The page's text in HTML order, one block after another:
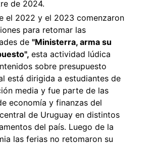
de 2024.
el 2022 y el 2023 comenzaron
para retomar las
de "Ministerra, arma su
esta actividad lúdica
sobre presupuesto
está dirigida a estudiantes de
media y fue parte de las
economía y finanzas del
de Uruguay en distintos
del país. Luego de la
las ferias no retomaron su